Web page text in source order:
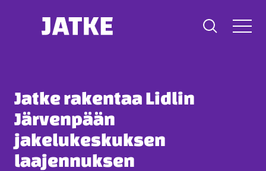
Jatke rakentaa Lidlin
Järvenpään
jakelukeskuksen
laajennuksen